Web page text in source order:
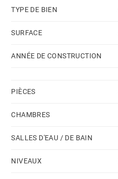
TYPE DE BIEN
SURFACE
ANNÉE DE CONSTRUCTION
PIÈCES
CHAMBRES
SALLES D'EAU / DE BAIN
NIVEAUX